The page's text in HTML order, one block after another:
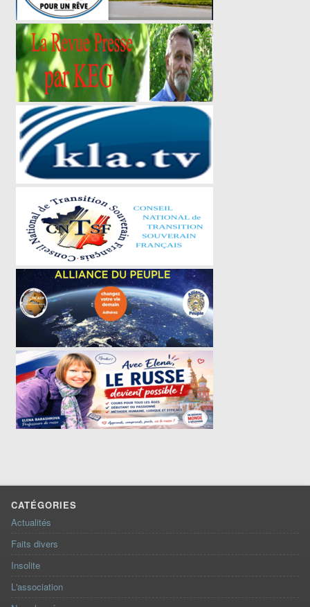
CATÉGORIES
Actualités
Faits divers
Insolite
L'association